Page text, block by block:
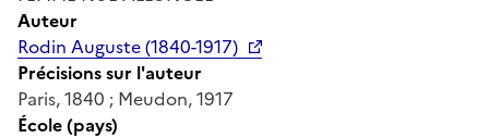
Auteur
Rodin Auguste (1840-1917)
Précisions sur l'auteur
Paris, 1840 ; Meudon, 1917
École (pays)